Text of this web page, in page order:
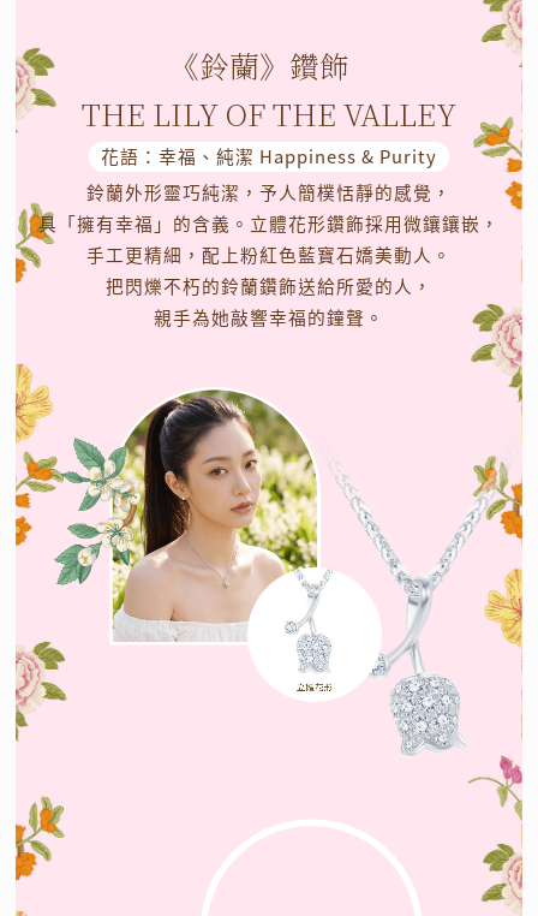
《鈴蘭》鑽飾
THE LILY OF THE VALLEY
花語：幸福、純潔 Happiness & Purity
鈴蘭外形靈巧純潔，予人簡樸恬靜的感覺，
具「擁有幸福」的含義。立體花形鑽飾採用微鑲鑲嵌，
手工更精細，配上粉紅色藍寶石嬌美動人。
把閃爍不朽的鈴蘭鑽飾送給所愛的人，
親手為她敲響幸福的鐘聲。